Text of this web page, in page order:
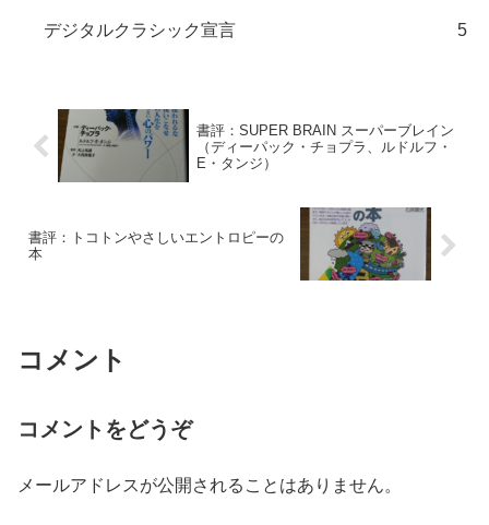
デジタルクラシック宣言 5
書評：SUPER BRAIN スーパーブレイン
（ディーパック・チョプラ、ルドルフ・
E・タンジ）
書評：トコトンやさしいエントロピーの
本
コメント
コメントをどうぞ
メールアドレスが公開されることはありません。